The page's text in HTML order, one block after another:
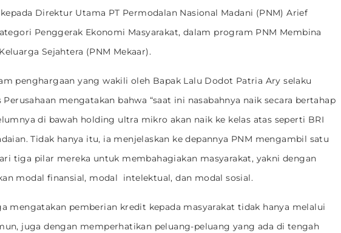
Direktur Utama PT Permodalan Nasional Madani (PNM) Arief
Penggerak Ekonomi Masyarakat, dalam program PNM Membina
Sejahtera (PNM Mekaar).
penghargaan yang wakili oleh Bapak Lalu Dodot Patria Ary selaku
Perusahaan mengatakan bahwa “saat ini nasabahnya naik secara bertahap
di bawah holding ultra mikro akan naik ke kelas atas seperti BRI
Tidak hanya itu, ia menjelaskan ke depannya PNM mengambil satu
tiga pilar mereka untuk membahagiakan masyarakat, yakni dengan
modal finansial, modal intelektual, dan modal sosial.
mengatakan pemberian kredit kepada masyarakat tidak hanya melalui
juga dengan memperhatikan peluang-peluang yang ada di tengah